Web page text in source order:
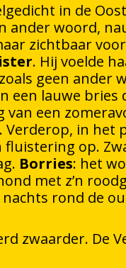
in de
ander woord,
zichtbaar
. Hij voelde
geen ander
een lauwe bries
van een
in het
fluistering op.
Borries: het
met z’n
nachts rond de
zwaarder. De